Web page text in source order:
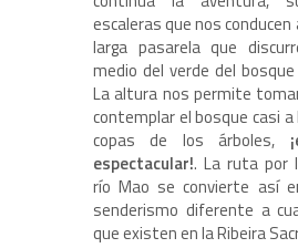
escaleras que nos
larga pasarela que
medio del verde del
La altura nos permite
contemplar el bosque casi
copas de los árboles,
espectacular!. La ruta por
río Mao se convierte así
senderismo diferente a
que existen en la Ribeira